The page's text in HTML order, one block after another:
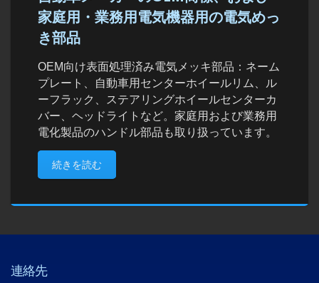
家庭用・業務用電気機器用の電気めっ
き部品
OEM向け表面処理済み電気メッキ部品：ネーム
プレート、自動車用センターホイールリム、ル
ーフラック、ステアリングホイールセンターカ
バー、ヘッドライトなど。家庭用および業務用
電化製品のハンドル部品も取り扱っています。
続きを読む
連絡先